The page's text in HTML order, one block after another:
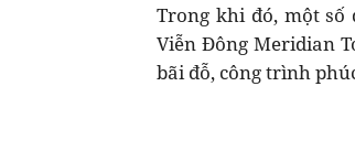
Trong khi đó, một
Viễn Đông Meridian
bãi đỗ, công trình